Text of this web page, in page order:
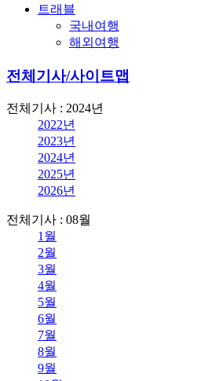
트래블
국내여행
해외여행
전체기사/사이트맵
전체기사 : 2024년
2022년
2023년
2024년
2025년
2026년
전체기사 : 08월
1월
2월
3월
4월
5월
6월
7월
8월
9월